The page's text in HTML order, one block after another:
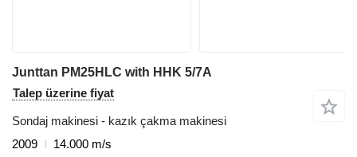
Junttan PM25HLC with HHK 5/7A
Talep üzerine fiyat
Sondaj makinesi - kazık çakma makinesi
2009
14.000 m/s